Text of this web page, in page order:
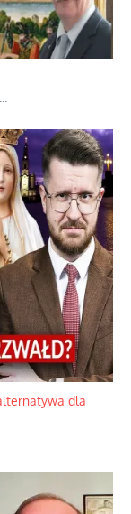
...